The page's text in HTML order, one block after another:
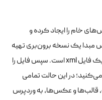
خام را ایجاد کرده و
مبدا یک نسخه برون‌بری تهیه
می‌کنید یا export می‌گیرید که در واقع یک فایل xml است. سپس فایل را
در وردپرس مقصد، درون ریزی و یا import می‌کنید؛ در این حالت تمامی
قالب‌ها و عکس‌ها، به وردپرس